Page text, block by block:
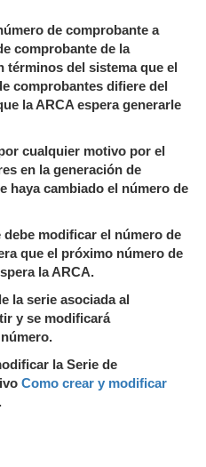
de comprobante a
comprobante de la
términos del sistema que el
comprobantes difiere del
la ARCA espera generarle
cualquier motivo por el
en la generación de
haya cambiado el número de
modificar el número de
que el próximo número de
la ARCA.
la serie asociada al
y se modificará
la Serie de
Como crear y modificar
.